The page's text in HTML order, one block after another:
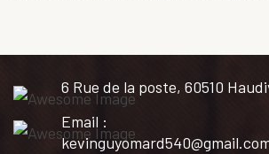
6 Rue de la poste, 60510
Email :